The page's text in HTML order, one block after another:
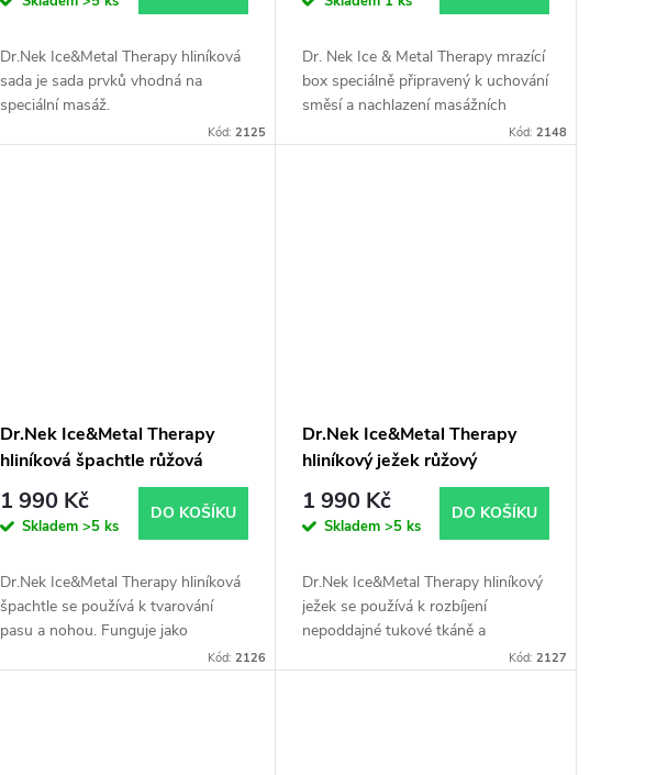
Dr.Nek Ice&Metal Therapy hliníková
sada je sada prvků vhodná na
speciální masáž.
Kód: 2125
Dr. Nek Ice & Metal Therapy mrazící
box speciálně připravený k uchování
směsí a nachlazení masážních
Kód: 2148
Dr.Nek Ice&Metal Therapy
hliníková špachtle růžová
1 990 Kč
Skladem>5 ks
DO KOŠÍKU
Dr.Nek Ice&Metal Therapy hliníková
špachtle se používá k tvarování
pasu a nohou. Funguje jako
"škrabka" po odbourání tukovéKód: 2126
Dr.Nek Ice&Metal Therapy
hliníkový ježek růžový
1 990 Kč
Skladem >5 ks
DO KOŠÍKU
Dr.Nek Ice&Metal Therapy hliníkový
ježek se používá k rozbíjení
nepoddajné tukové tkáně a
napomáhá ke zpevnění pokožky.
Kód: 2127